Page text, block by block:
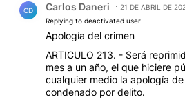
CD Carlos Daneri
21 DE ABRIL DE
Replying to deactivated user
Apología del crimen
ARTICULO 213. - Será
mes a un año, el que hiciere
cualquier medio la apología
condenado por delito.